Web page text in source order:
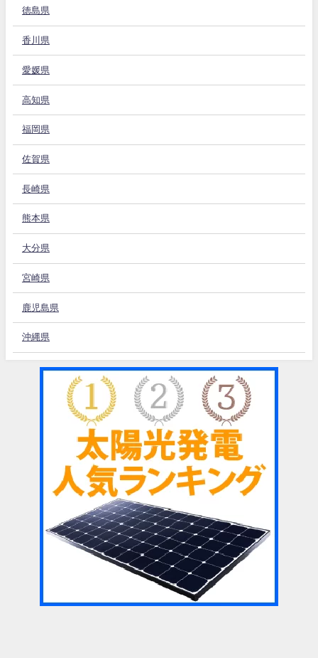
徳島県
香川県
愛媛県
高知県
福岡県
佐賀県
長崎県
熊本県
大分県
宮崎県
鹿児島県
沖縄県